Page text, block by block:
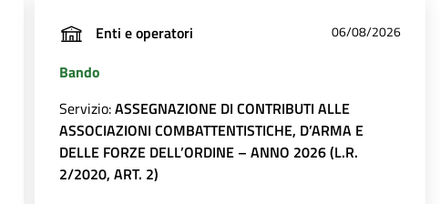
Enti e operatori 06/08/2026
Bando
Servizio:ASSEGNAZIONE DI CONTRIBUTI ALLE
ASSOCIAZIONI COMBATTENTISTICHE, D’ARMA E
DELLE FORZE DELL’ORDINE – ANNO 2026 (L.R.
2/2020, ART. 2)